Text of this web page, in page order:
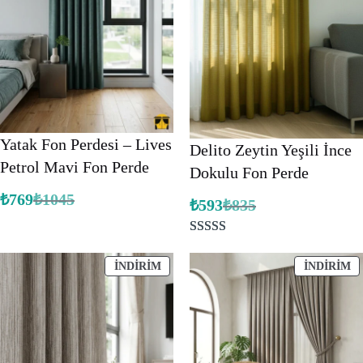
Yatak Fon Perdesi – Lives
Petrol Mavi Fon Perde
₺1045
Orijinal
₺769 Şu
Delito Zeytin Yeşili İnce
Dokulu Fon Perde
₺835
Orijinal
fiyat:
₺593Şu
andaki
₺593.
puanına
dayanarak 5
üzerinden
İNDIRIMİNDIRIMDEKI
ÜRÜN
İNDIRIM